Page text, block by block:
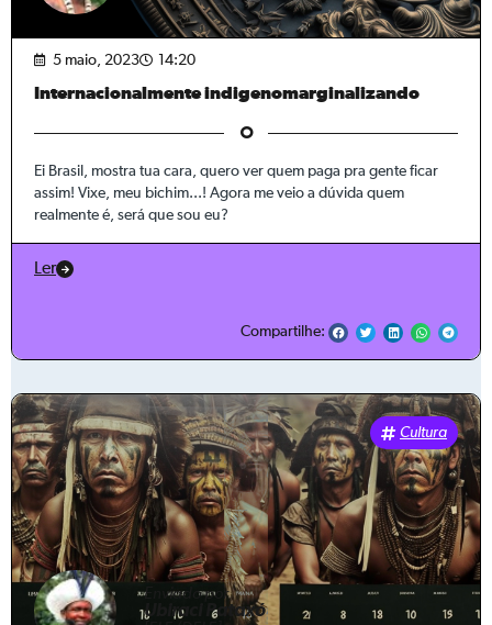
5 maio, 2023 14:20
Internacionalmente indigenomarginalizando
Ei Brasil, mostra tua cara, quero ver quem paga pra gente ficar
assim! Vixe, meu bichim...! Agora me veio a dúvida quem
realmente é, será que sou eu?
Ler
Compartilhe:
Cultura
Enviado por
Ubiraci Pataxó